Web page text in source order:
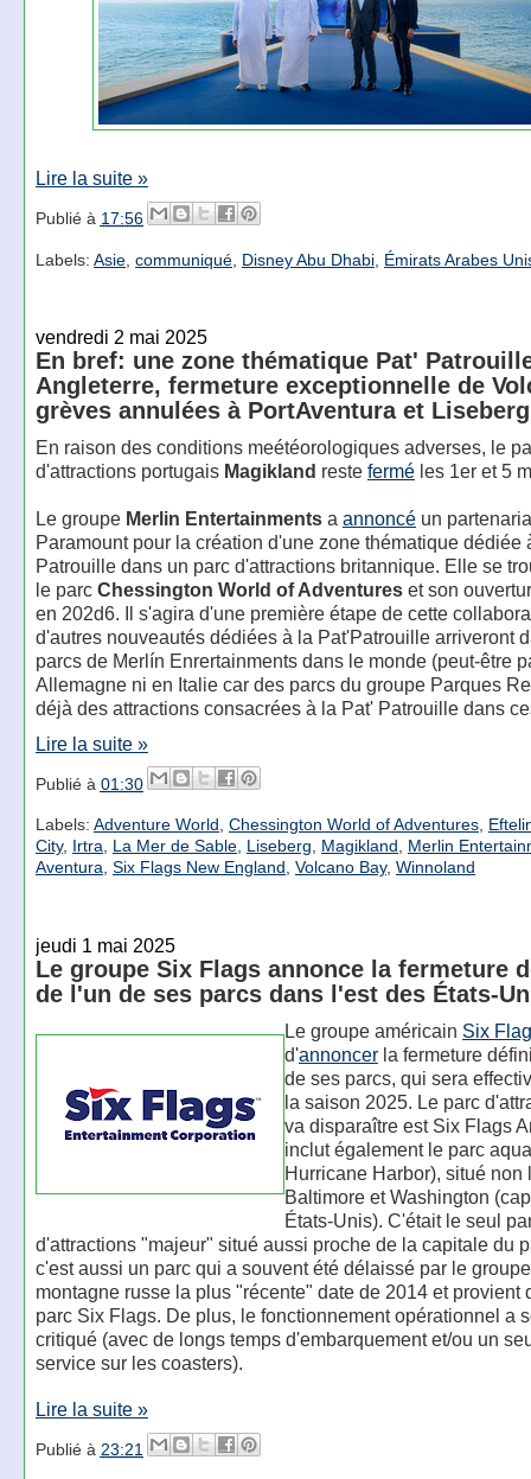
Lire la suite »
Publié à 17:56
Labels: Asie, communiqué, Disney Abu Dhabi, Émirats Arabes
vendredi 2 mai 2025
En bref: une zone thématique Pat'
Angleterre, fermeture exceptionnelle de
grèves annulées à PortAventura et
En raison des conditions meétéorologiques adverses, le
d'attractions portugais Magikland reste ferméles 1er et 5
Le groupe Merlin Entertainmentsa annoncéun
Paramount pour la création d'une zone thématique dédiée
Patrouille dans un parc d'attractions britannique. Elle se
le parc Chessington World of Adventureset son
en 202d6. Il s'agira d'une première étape de cette
d'autres nouveautés dédiées à la Pat'Patrouille arriveront
parcs de Merlín Enrertainments dans le monde (peut-être
Allemagne ni en Italie car des parcs du groupe Parques
déjà des attractions consacrées à la Pat' Patrouille dans
Lire la suite »
Publié à 01:30
Labels: Adventure World, Chessington World of Adventures,
City, Irtra, La Mer de Sable, Liseberg, Magikland, Merlin
Aventura, Six Flags New England, Volcano Bay, Winnoland
jeudi 1 mai 2025
Le groupe Six Flags annonce la fermeture
de l'un de ses parcs dans l'est des États-
Le groupe américain Six
d'annoncerla fermeture
de ses parcs, qui sera
la saison 2025. Le parc
va disparaître est Six Flags
inclut également le parc
Hurricane Harbor), situé non
Baltimore et Washington
États-Unis). C'était le seul
d'attractions "majeur" situé aussi proche de la capitale du
c'est aussi un parc qui a souvent été délaissé par le
montagne russe la plus "récente" date de 2014 et provient
parc Six Flags. De plus, le fonctionnement opérationnel a
critiqué (avec de longs temps d'embarquement et/ou un
service sur les coasters).
Lire la suite »
Publié à 23:21